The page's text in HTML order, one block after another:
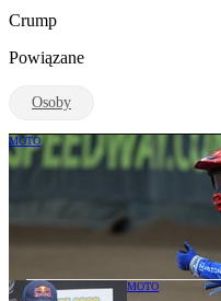
Crump
Powiązane
Osoby
MOTO
Grand Prix:
rekord Jasona
po piąty tytuł
MOTO